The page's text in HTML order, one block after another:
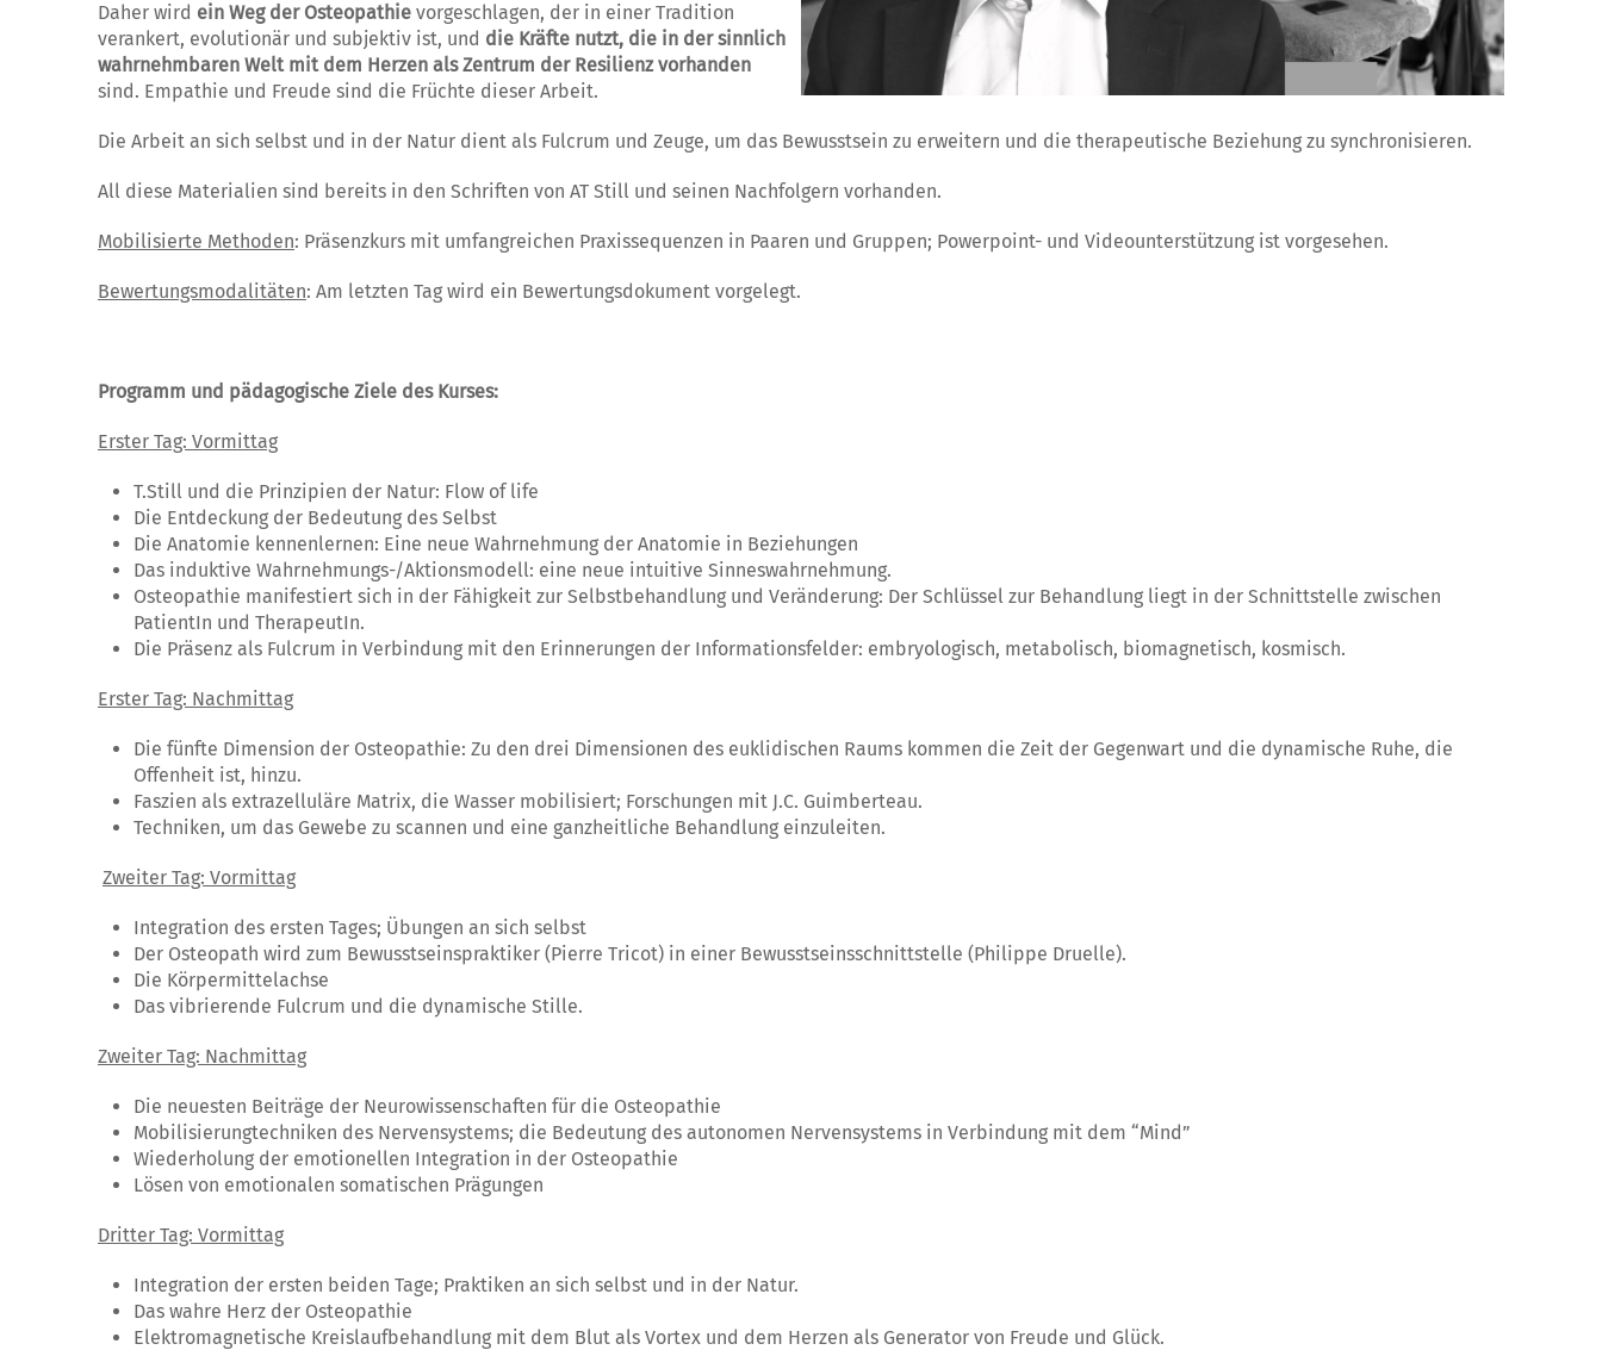
Daher wird ein Weg der Osteopathie vorgeschlagen, der in einer Tradition
verankert, evolutionär und subjektiv ist, und die Kräfte nutzt, die in der sinnlich
wahrnehmbaren Welt mit dem Herzen als Zentrum der Resilienz vorhanden
sind. Empathie und Freude sind die Früchte dieser Arbeit.
Die Arbeit an sich selbst und in der Natur dient als Fulcrum und Zeuge, um das Bewusstsein zu erweitern und die therapeutische Beziehung zu synchronisieren.
All diese Materialien sind bereits in den Schriften von AT Still und seinen Nachfolgern vorhanden.
Mobilisierte Methoden: Präsenzkurs mit umfangreichen Praxissequenzen in Paaren und Gruppen; Powerpoint- und Videounterstützung ist vorgesehen.
Bewertungsmodalitäten: Am letzten Tag wird ein Bewertungsdokument vorgelegt.
Programm und pädagogische Ziele des Kurses:
Erster Tag: Vormittag
T.Still und die Prinzipien der Natur: Flow of life
Die Entdeckung der Bedeutung des Selbst
Die Anatomie kennenlernen: Eine neue Wahrnehmung der Anatomie in Beziehungen
Das induktive Wahrnehmungs-/Aktionsmodell: eine neue intuitive Sinneswahrnehmung.
Osteopathie manifestiert sich in der Fähigkeit zur Selbstbehandlung und Veränderung: Der Schlüssel zur Behandlung liegt in der Schnittstelle zwischen
PatientIn und TherapeutIn.
Die Präsenz als Fulcrum in Verbindung mit den Erinnerungen der Informationsfelder: embryologisch, metabolisch, biomagnetisch, kosmisch.
Erster Tag: Nachmittag
Die fünfte Dimension der Osteopathie: Zu den drei Dimensionen des euklidischen Raums kommen die Zeit der Gegenwart und die dynamische Ruhe, die
Offenheit ist, hinzu.
Faszien als extrazelluläre Matrix, die Wasser mobilisiert; Forschungen mit J.C. Guimberteau.
Techniken, um das Gewebe zu scannen und eine ganzheitliche Behandlung einzuleiten.
Zweiter Tag: Vormittag
Integration des ersten Tages; Übungen an sich selbst
Der Osteopath wird zum Bewusstseinspraktiker (Pierre Tricot) in einer Bewusstseinsschnittstelle (Philippe Druelle).
Die Körpermittelachse
Das vibrierende Fulcrum und die dynamische Stille.
Zweiter Tag: Nachmittag
Die neuesten Beiträge der Neurowissenschaften für die Osteopathie
Mobilisierungtechniken des Nervensystems; die Bedeutung des autonomen Nervensystems in Verbindung mit dem “Mind”
Wiederholung der emotionellen Integration in der Osteopathie
Lösen von emotionalen somatischen Prägungen
Dritter Tag: Vormittag
Integration der ersten beiden Tage; Praktiken an sich selbst und in der Natur.
Das wahre Herz der Osteopathie
Elektromagnetische Kreislaufbehandlung mit dem Blut als Vortex und dem Herzen als Generator von Freude und Glück.